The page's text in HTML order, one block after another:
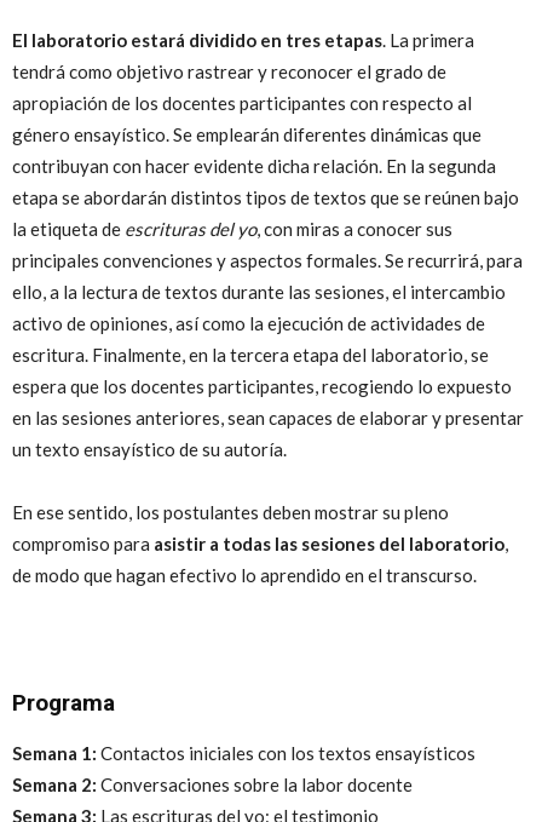
El laboratorio estará dividido en tres etapas. La primera
tendrá como objetivo rastrear y reconocer el grado de
apropiación de los docentes participantes con respecto al
género ensayístico. Se emplearán diferentes dinámicas que
contribuyan con hacer evidente dicha relación. En la segunda
etapa se abordarán distintos tipos de textos que se reúnen bajo
la etiqueta de escrituras del yo, con miras a conocer sus
principales convenciones y aspectos formales. Se recurrirá, para
ello, a la lectura de textos durante las sesiones, el intercambio
activo de opiniones, así como la ejecución de actividades de
escritura. Finalmente, en la tercera etapa del laboratorio, se
espera que los docentes participantes, recogiendo lo expuesto
en las sesiones anteriores, sean capaces de elaborar y presentar
un texto ensayístico de su autoría.
En ese sentido, los postulantes deben mostrar su pleno
compromiso para asistir a todas las sesiones del laboratorio,
de modo que hagan efectivo lo aprendido en el transcurso.
Programa
Semana 1: Contactos iniciales con los textos ensayísticos
Semana 2: Conversaciones sobre la labor docente
Semana 3: Las escrituras del yo: el testimonio